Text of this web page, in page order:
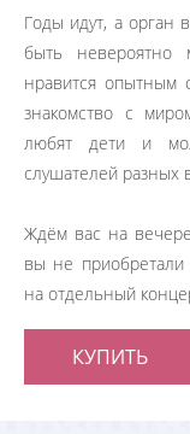
Годы идут, а орган
быть
нравится опытным
знакомство с
любят дети и
слушателей разных
Ждём вас на
вы не приобретали
на отдельный
КУПИТЬ